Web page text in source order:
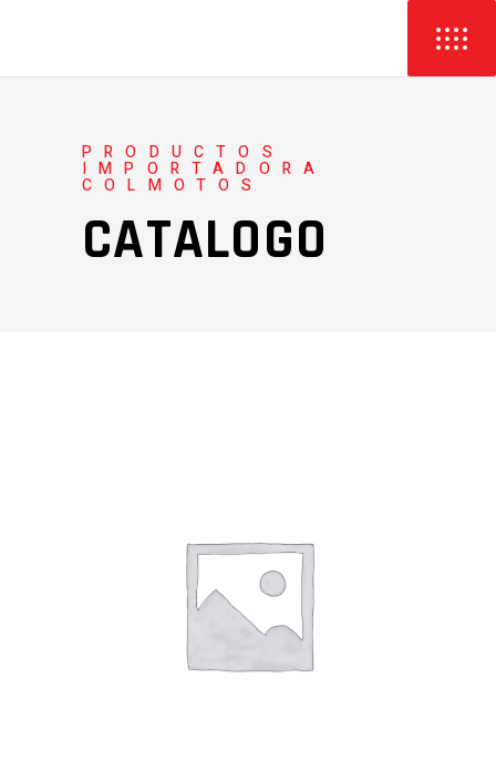
PRODUCTOS
IMPORTADORA
COLMOTOS
CATALOGO